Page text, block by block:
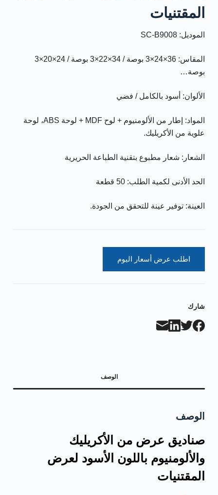
المقتنيات
الموديل: SC-B9008
المقاس: 36×24×3 بوصة / 34×22×3 بوصة / 24×20×3
بوصة…
الألوان: أسود بالكامل / فضي
المواد: إطار من الألومنيوم + لوح MDF + لوحة ABS، لوحة
علوية من الأكريليك.
الشعار: شعار مطبوع بتقنية الطباعة الحريرية
الحد الأدنى لكمية الطلب: 50 قطعة
العينة: توفير عينة للتحقق من الجودة.
اطلب عرض أسعار اليوم
شارك
الوصف
الوصف
صناديق عرض من الأكريليك
والألومنيوم باللون الأسود لعرض
المقتنيات